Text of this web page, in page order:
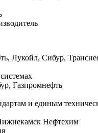
Лукойл, Сибур,
Газпромнефть
и единым
Нефтехим